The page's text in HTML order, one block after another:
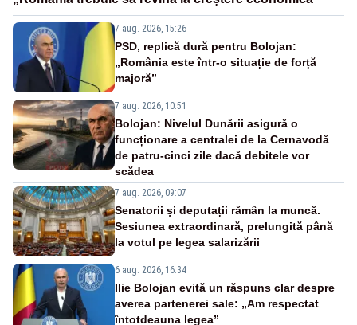
7 aug. 2026, 15:26
PSD, replică dură pentru Bolojan:
„România este într-o situație de forță
majoră”
7 aug. 2026, 10:51
Bolojan: Nivelul Dunării asigură o
funcționare a centralei de la Cernavodă
de patru-cinci zile dacă debitele vor
scădea
7 aug. 2026, 09:07
Senatorii și deputații rămân la muncă.
Sesiunea extraordinară, prelungită până
la votul pe legea salarizării
6 aug. 2026, 16:34
Ilie Bolojan evită un răspuns clar despre
averea partenerei sale: „Am respectat
întotdeauna legea”